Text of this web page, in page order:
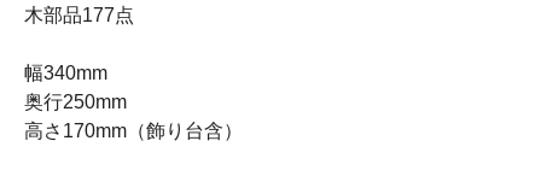
木部品177点
幅340mm
奥行250mm
高さ170mm（飾り台含）